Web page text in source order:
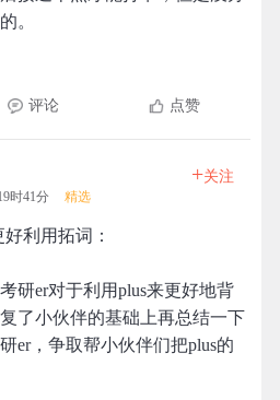
。
评论 点赞
时41分 精选
+关注
利用拓词：
研er对于利用plus来更好地背
了小伙伴的基础上再总结一下
er，争取帮小伙伴们把plus的